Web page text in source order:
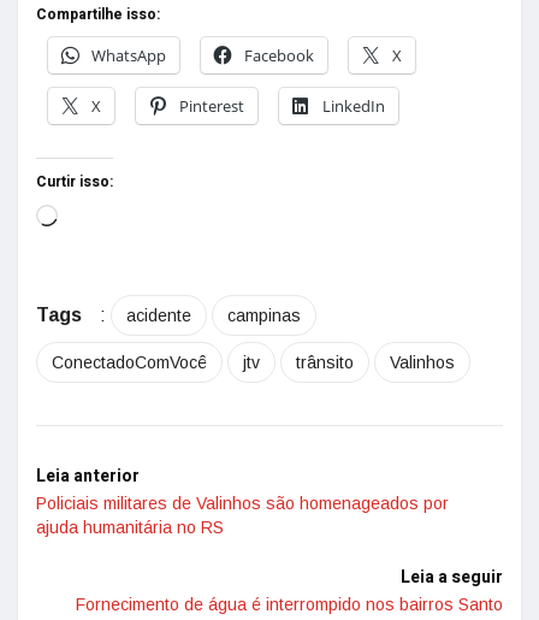
Compartilhe isso:
WhatsApp
Facebook X
X Pinterest LinkedIn
Curtir isso:
Tags : acidente campinas
ConectadoComVocê jtv trânsito Valinhos
Leia anterior
Policiais militares de Valinhos são homenageados por
ajuda humanitária no RS
Leia a seguir
Fornecimento de água é interrompido nos bairros Santo